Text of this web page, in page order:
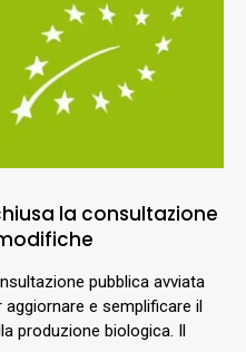
la consultazione
pubblica avviata
e semplificare il
produzione biologica. Il